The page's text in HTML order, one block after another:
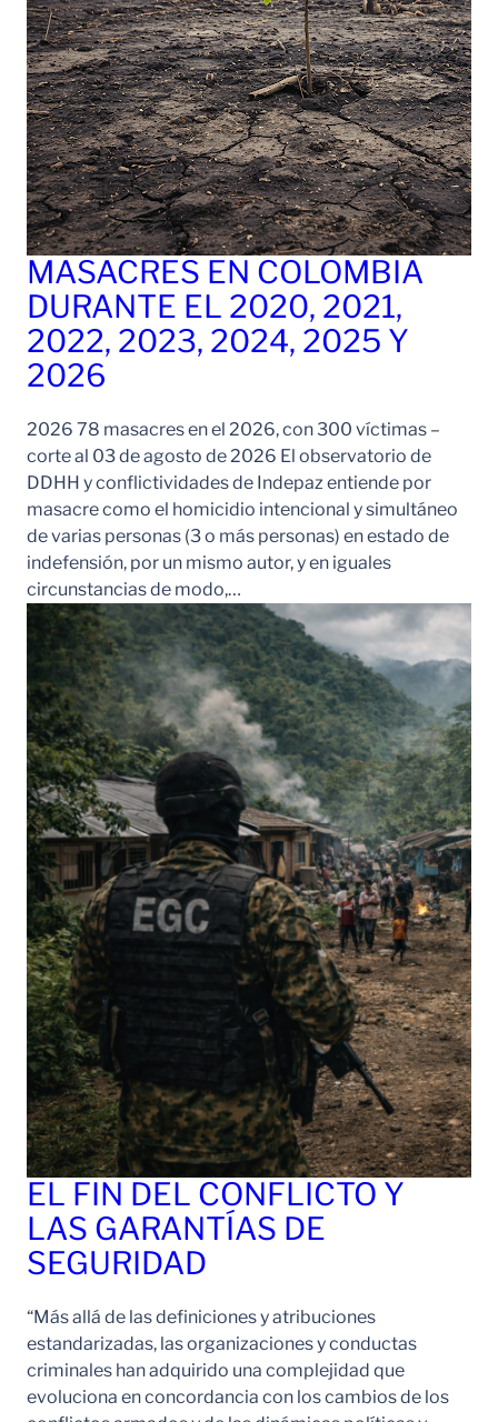
MASACRES EN COLOMBIA
DURANTE EL 2020, 2021,
2022, 2023, 2024, 2025 Y
2026
2026 78 masacres en el 2026, con 300 víctimas –
corte al 03 de agosto de 2026 El observatorio de
DDHH y conflictividades de Indepaz entiende por
masacre como el homicidio intencional y simultáneo
de varias personas (3 o más personas) en estado de
indefensión, por un mismo autor, y en iguales
circunstancias de modo,…
EL FIN DEL CONFLICTO Y
LAS GARANTÍAS DE
SEGURIDAD
“Más allá de las definiciones y atribuciones
estandarizadas, las organizaciones y conductas
criminales han adquirido una complejidad que
evoluciona en concordancia con los cambios de los